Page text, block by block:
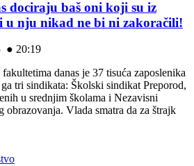
dociraju baš oni koji su iz
u nju nikad ne bi ni zakoračili!
● 20:19
danas je 37 tisuća zaposlenika
tri sindikata: Školski sindikat Preporod,
u srednjim školama i Nezavisni
obrazovanja. Vlada smatra da za štrajk